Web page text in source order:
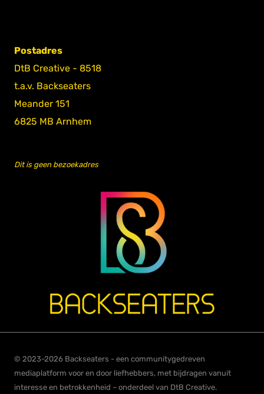
Postadres
DtB Creative - 8518
t.a.v. Backseaters
Meander 151
6825 MB Arnhem
Dit is geen bezoekadres
© 2023-2026 Backseaters - een communitygedreven
mediaplatform voor en door liefhebbers, met bijdragen vanuit
interesse en betrokkenheid – onderdeel van DtB Creative.